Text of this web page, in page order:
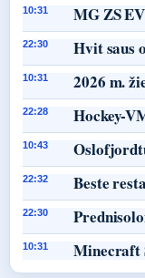
10:31 MG ZS
22:30 Hvit saus
10:31 2026 m.
22:28 Hockey-
10:43
22:32 Beste
22:30
10:31 Minecraft